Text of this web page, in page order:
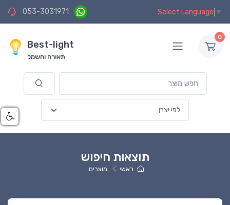
053-3031971 Select Language ▼
Best-light
תאורה וחשמל
0
תוצאות חיפוש
ראשי מוצרים